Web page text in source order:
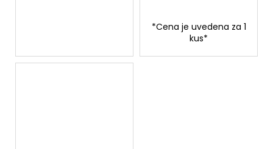
*Cena je uvedena za 1
kus*